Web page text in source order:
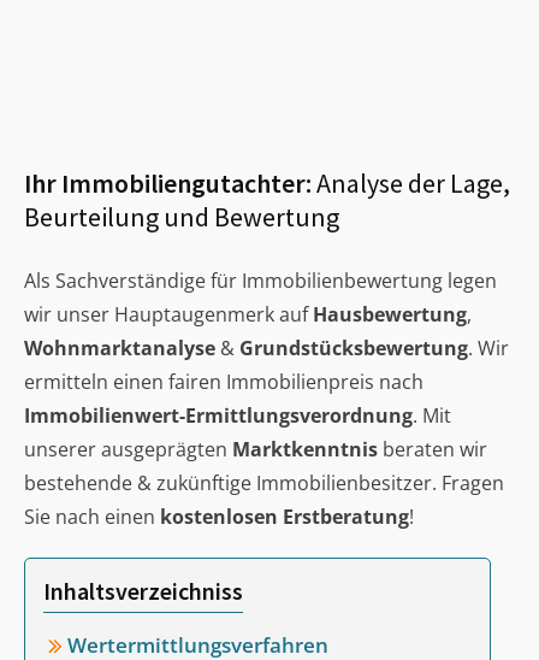
Ihr Immobiliengutachter:Analyse der Lage,
Beurteilung und Bewertung
Als Sachverständige für Immobilienbewertung legen
wir unser Hauptaugenmerk aufHausbewertung,
Wohnmarktanalyse & Grundstücksbewertung. Wir
ermitteln einen fairen Immobilienpreis nach
Immobilienwert-Ermittlungsverordnung. Mit
unserer ausgeprägten Marktkenntnis beraten wir
bestehende & zukünftige Immobilienbesitzer. Fragen
Sie nach einen kostenlosen Erstberatung!
Inhaltsverzeichniss
Wertermittlungsverfahren